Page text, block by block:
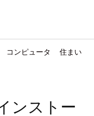
コンピュータ 住まい
ンストー